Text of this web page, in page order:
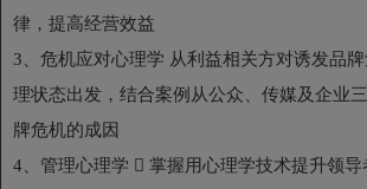
律，提高经营效益
3、危机应对心理学 从利益相关方对诱发品
理状态出发，结合案例从公众、传媒及企业
牌危机的成因
4、管理心理学  掌握用心理学技术提升领导